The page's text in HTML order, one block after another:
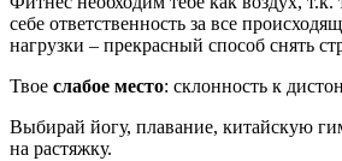
себе ответственность за все
нагрузки – прекрасный способ снять
Твое слабое место: склонность к
Выбирай йогу, плавание, китайскую
на растяжку.